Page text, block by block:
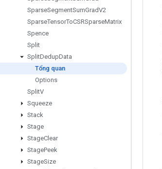
SparseSegmentSumGradV2
SparseTensorToCSRSparseMatrix
Spence
Split
SplitDedupData
Tổng quan
Options
SplitV
Squeeze
Stack
Stage
StageClear
StagePeek
StageSize